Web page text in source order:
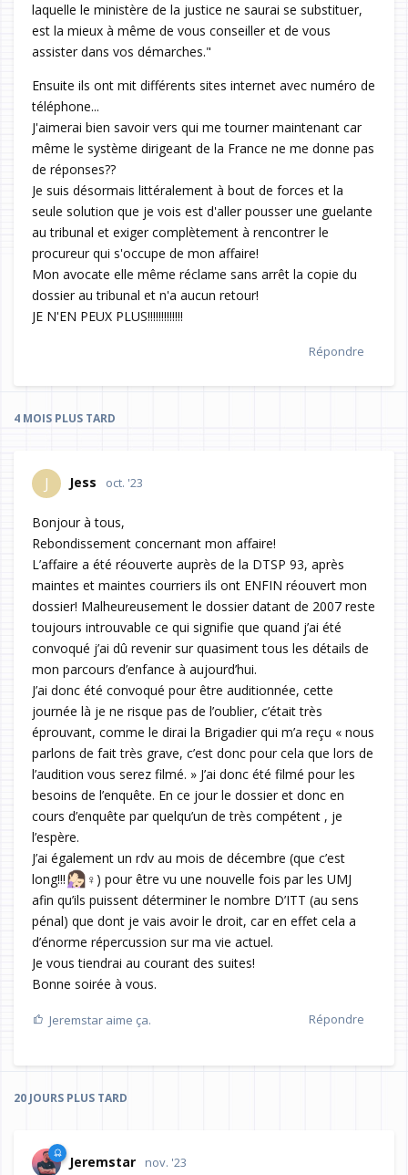
laquelle le ministère de la justice ne saurai se substituer,
est la mieux à même de vous conseiller et de vous
assister dans vos démarches."
Ensuite ils ont mit différents sites internet avec numéro de
téléphone...
J'aimerai bien savoir vers qui me tourner maintenant car
même le système dirigeant de la France ne me donne pas
de réponses??
Je suis désormais littéralement à bout de forces et la
seule solution que je vois est d'aller pousser une guelante
au tribunal et exiger complètement à rencontrer le
procureur qui s'occupe de mon affaire!
Mon avocate elle même réclame sans arrêt la copie du
dossier au tribunal et n'a aucun retour!
JE N'EN PEUX PLUS!!!!!!!!!!!!!
Répondre
4 MOIS PLUS TARD
J Jess oct. '23
Bonjour à tous,
Rebondissement concernant mon affaire!
L’affaire a été réouverte auprès de la DTSP 93, après
maintes et maintes courriers ils ont ENFIN réouvert mon
dossier! Malheureusement le dossier datant de 2007 reste
toujours introuvable ce qui signifie que quand j’ai été
convoqué j’ai dû revenir sur quasiment tous les détails de
mon parcours d’enfance à aujourd’hui.
J’ai donc été convoqué pour être auditionnée, cette
journée là je ne risque pas de l’oublier, c’était très
éprouvant, comme le dirai la Brigadier qui m’a reçu « nous
parlons de fait très grave, c’est donc pour cela que lors de
l’audition vous serez filmé. » J’ai donc été filmé pour les
besoins de l’enquête. En ce jour le dossier et donc en
cours d’enquête par quelqu’un de très compétent , je
l’espère.
J’ai également un rdv au mois de décembre (que c’est
long!!!
‍♀️) pour être vu une nouvelle fois par les UMJ
afin qu’ils puissent déterminer le nombre D’ITT (au sens
pénal) que dont je vais avoir le droit, car en effet cela a
d’énorme répercussion sur ma vie actuel.
Je vous tiendrai au courant des suites!
Bonne soirée à vous.
Répondre
Jeremstar aime ça.
20 JOURS PLUS TARD
Jeremstar nov. '23